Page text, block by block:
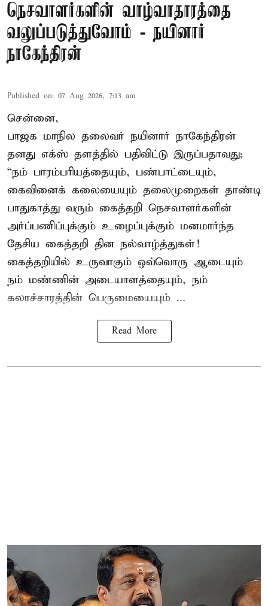
நெசவாளர்களின் வாழ்வாதாரத்தை
வலுப்படுத்துவோம் - நயினார்
நாகேந்திரன்
Published on: 07 Aug 2026, 7:13 am
சென்னை,
பாஜக மாநில தலைவர் நயினார் நாகேந்திரன்
தனது எக்ஸ் தளத்தில் பதிவிட்டு இருப்பதாவது;
“நம் பாரம்பரியத்தையும், பண்பாட்டையும்,
கைவினைக் கலையையும் தலைமுறைகள் தாண்டி
பாதுகாத்து வரும் கைத்தறி நெசவாளர்களின்
அர்ப்பணிப்புக்கும் உழைப்புக்கும் மனமார்ந்த
தேசிய கைத்தறி தின நல்வாழ்த்துகள்!
கைத்தறியில் உருவாகும் ஒவ்வொரு ஆடையும்
நம் மண்ணின் அடையாளத்தையும், நம்
கலாச்சாரத்தின் பெருமையையும் ...
Read More